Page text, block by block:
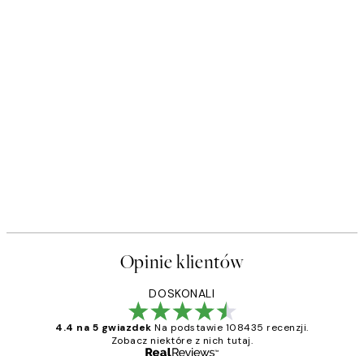
Opinie klientów
DOSKONALI
4.4 na 5 gwiazdek Na podstawie 108435 recenzji.
Zobacz niektóre z nich tutaj.